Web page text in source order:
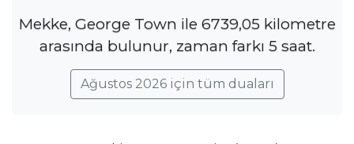
Mekke, George Town ile 6739,05 kilometre
arasında bulunur, zaman farkı 5 saat.
Ağustos 2026 için tüm duaları